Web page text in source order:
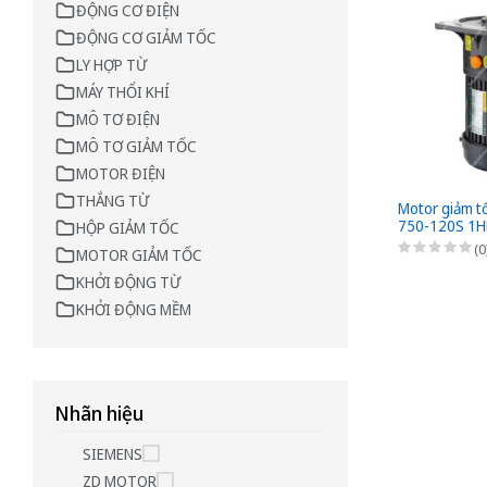
ĐỘNG CƠ ĐIỆN
ĐỘNG CƠ GIẢM TỐC
LY HỢP TỪ
MÁY THỔI KHÍ
MÔ TƠ ĐIỆN
MÔ TƠ GIẢM TỐC
MOTOR ĐIỆN
THẮNG TỪ
HỘP GIẢM TỐC
MOTOR GIẢM TỐC
KHỞI ĐỘNG TỪ
KHỞI ĐỘNG MỀM
Nhãn hiệu
SIEMENS
ZD MOTOR
Motor giảm
750-120S
0,75kW - 1/
bích 3 Pha